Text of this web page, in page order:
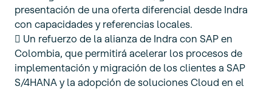
presentación de una oferta diferencial desde Indra
con capacidades y referencias locales.
 Un refuerzo de la alianza de Indra con SAP en
Colombia, que permitirá acelerar los procesos de
implementación y migración de los clientes a SAP
S/4HANA y la adopción de soluciones Cloud en el